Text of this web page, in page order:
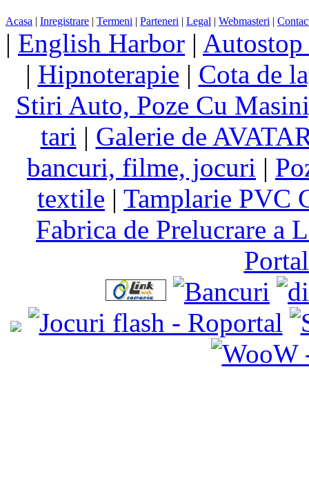
Acasa | Inregistrare | Termeni | Parteneri | Legal | Webmasteri |
| English Harbor |
| Hipnoterapie | Cota de
Stiri Auto, Poze Cu
tari | Galerie de
bancuri, filme, jocuri |
textile | Tamplarie PVC
Fabrica de Prelucrare a